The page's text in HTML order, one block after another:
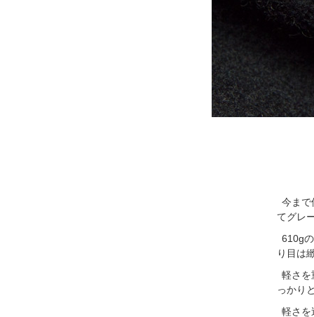
今まで
てグレ
610g
り目は
軽さを
っかり
軽さを